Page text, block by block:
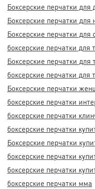
Боксерские перчатки для
Боксерские перчатки для
Боксерские перчатки для
боксерские перчатки для
Боксерские перчатки для
боксерские перчатки для
Боксерские перчатки
боксерские перчатки
боксерские перчатки
боксерские перчатки
Боксерские перчатки
боксерские перчатки
боксерские перчатки
боксерские перчатки мма